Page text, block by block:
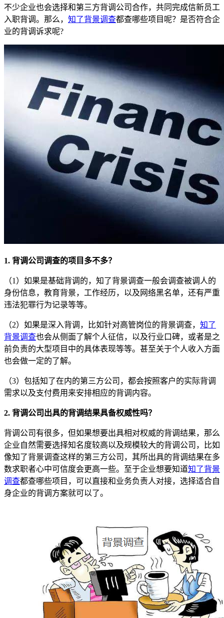
不少企业也会选择和第三方背调公司合作，共同完成信新员工
入职背调。那么， 知了背景调查都查哪些项目呢？是否符合企
业的背调诉求呢?
1. 背调公司调查的项目多不多？
（1）如果是基础背调的，知了背景调查一般会调查被调人的
身份信息，教育背景，工作经历，以及网络黑名单，还有严重
违法犯罪行为记录等等。
（2）如果是深入背调，比如针对高管岗位的背景调查， 知了
背景调查也会从侧面了解个人征信，以及行业口碑，或者是之
前负责的大型项目中的具体表现等等。甚至关于个人收入方面
也会做一定的了解。
（3）包括知了在内的第三方公司，都会按照客户的实际背调
需求以及支付费用来安排相应的背调内容。
2. 背调公司出具的背调结果具备权威性吗？
背调公司有很多，但如果想要出具相对权威的背调结果，那么
企业自然需要选择知名度较高以及规模较大的背调公司，比如
像知了背景调查这样的第三方公司，其所出具的背调结果在多
数求职者心中可信度会更高一些。至于企业想要知道知了背景
调查都查哪些项目，可以直接和业务负责人对接，选择适合自
身企业的背调方案就可以了。